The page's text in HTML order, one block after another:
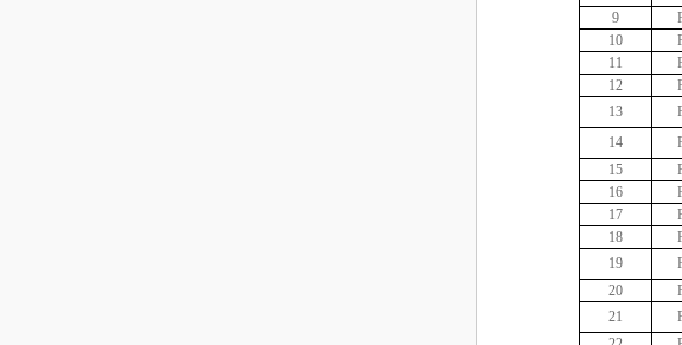
9
10
11
12
13
14
15
16
17
18
19
20
21